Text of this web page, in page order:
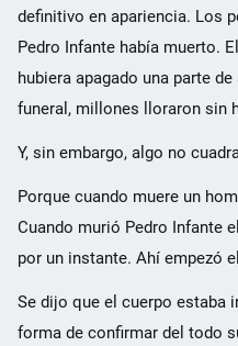
definitivo en apariencia. Los
Pedro Infante había muerto.
hubiera apagado una parte
funeral, millones lloraron sin
Y, sin embargo, algo no
Porque cuando muere un
Cuando murió Pedro Infante
por un instante. Ahí empezó
Se dijo que el cuerpo estaba
forma de confirmar del todo